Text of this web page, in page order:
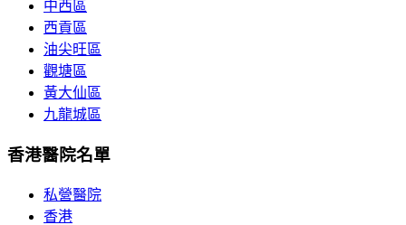
中西區
西貢區
油尖旺區
觀塘區
黃大仙區
九龍城區
香港醫院名單
私營醫院
香港